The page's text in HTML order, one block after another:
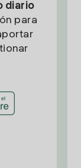
diario
para